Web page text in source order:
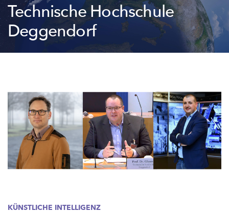
Technische Hochschule
Deggendorf
KÜNSTLICHE INTELLIGENZ